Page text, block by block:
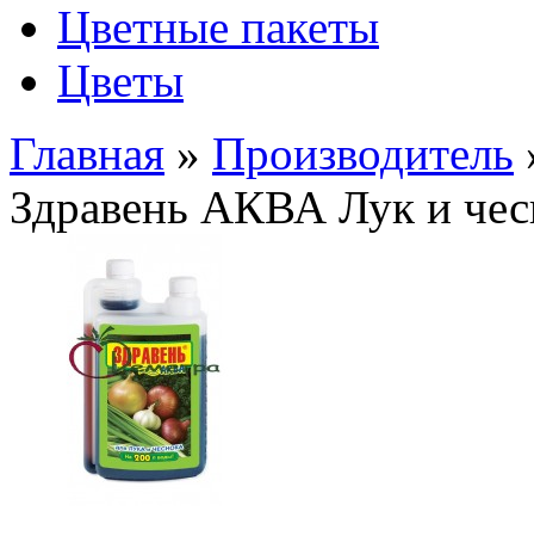
Цветные пакеты
Цветы
Главная » Производитель
Здравень АКВА Лук и